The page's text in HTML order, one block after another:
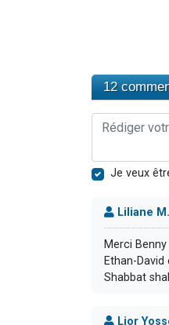
12
Je veux
Liliane M.
Merci
Ethan-
Shabbat
Lior